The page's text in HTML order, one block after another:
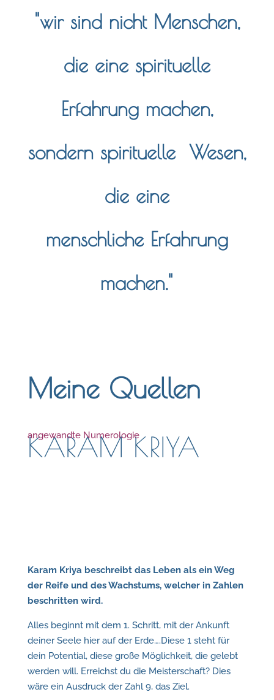
"wir sind nicht Menschen,
die eine spirituelle
Erfahrung machen,
sondern spirituelle Wesen,
die eine
menschliche Erfahrung
machen."
Meine Quellen
KARAM KRIYA
angewandte Numerologie
Karam Kriya beschreibt das Leben als ein Weg
der Reife und des Wachstums, welcher in Zahlen
beschritten wird.
Alles beginnt mit dem 1. Schritt, mit der Ankunft
deiner Seele hier auf der Erde….Diese 1 steht für
dein Potential, diese große Möglichkeit, die gelebt
werden will. Erreichst du die Meisterschaft? Dies
wäre ein Ausdruck der Zahl 9, das Ziel.